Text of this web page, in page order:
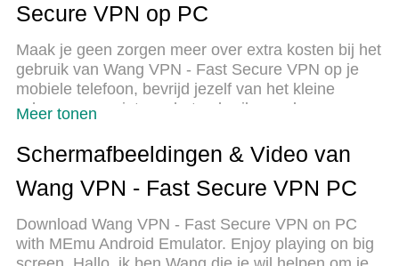
Secure VPN op PC
Maak je geen zorgen meer over extra kosten bij het
gebruik van Wang VPN - Fast Secure VPN op je
mobiele telefoon, bevrijd jezelf van het kleine
scherm en geniet van het gebruik van de app op
volledige schermervaring van je app met
toetsenbord en muis. MEmu biedt je alle
verrassende functies die je verwachtte: snelle
besturing, geen beperkingen meer van batterij,
mobiele data en storende oproepen. De
Meer tonen
Schermafbeeldingen & Video van
Wang VPN - Fast Secure VPN PC
Download Wang VPN - Fast Secure VPN on PC
with MEmu Android Emulator. Enjoy playing on big